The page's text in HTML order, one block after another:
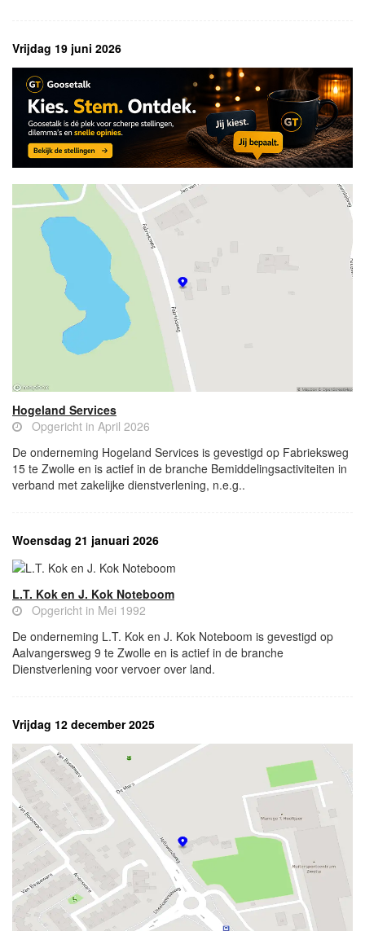
Vrijdag 19 juni 2026
Hogeland Services
Opgericht in April 2026
De onderneming Hogeland Services is gevestigd op Fabrieksweg
15 te Zwolle en is actief in de branche Bemiddelingsactiviteiten in
verband met zakelijke dienstverlening, n.e.g..
Woensdag 21 januari 2026
L.T. Kok en J. Kok Noteboom
Opgericht in Mei 1992
De onderneming L.T. Kok en J. Kok Noteboom is gevestigd op
Aalvangersweg 9 te Zwolle en is actief in de branche
Dienstverlening voor vervoer over land.
Vrijdag 12 december 2025